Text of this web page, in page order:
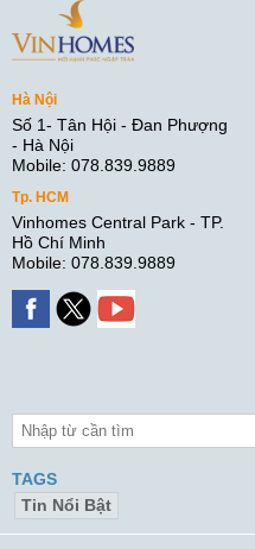
Hà Nội
Số 1- Tân Hội - Đan Phượng
- Hà Nội
Mobile: 078.839.9889
Tp. HCM
Vinhomes Central Park - TP.
Hồ Chí Minh
Mobile: 078.839.9889
TAGS
Tin Nổi Bật